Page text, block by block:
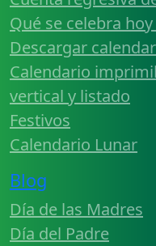
Qué se celebra
Descargar
Calendario
vertical y listado
Festivos
Calendario Lunar
Blog
Día de las Madres
Día del Padre